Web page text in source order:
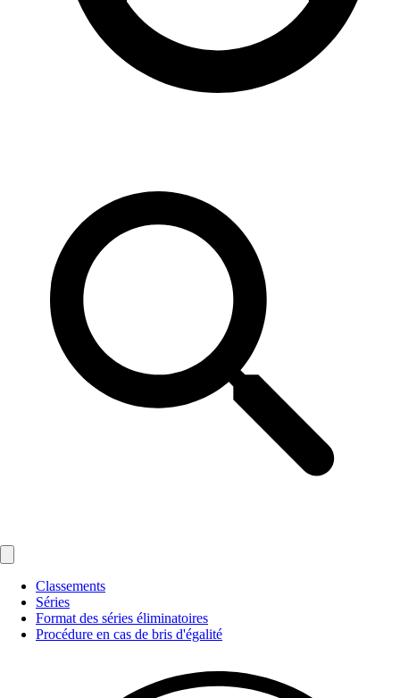
Classements
Séries
Format des séries éliminatoires
Procédure en cas de bris d'égalité